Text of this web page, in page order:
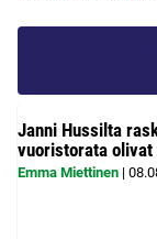
Janni Hussilta
vuoristorata olivat
Emma Miettinen |